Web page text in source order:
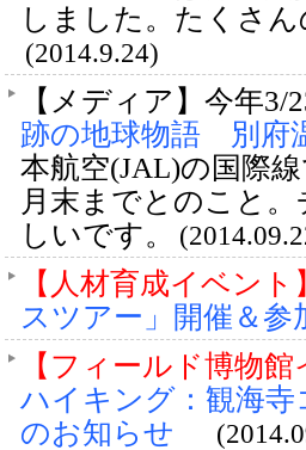
しました。たくさ
(2014.9.24)
【メディア】今年
跡の地球物語 別府
本航空(JAL)の国際
月末までとのこと
しいです。
【人材育成イベント
スツアー」開催＆
【フィールド博物館
ハイキング：観海
のお知らせ